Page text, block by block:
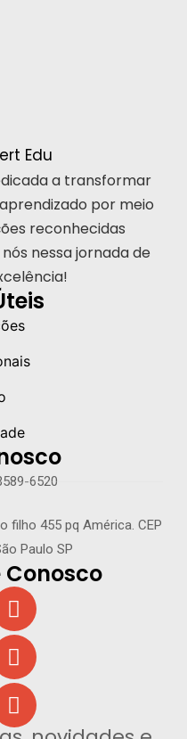
Edu
a transformar
por meio
reconhecidas
nessa jornada de
6520
filho 455 pq América. CEP
Paulo SP